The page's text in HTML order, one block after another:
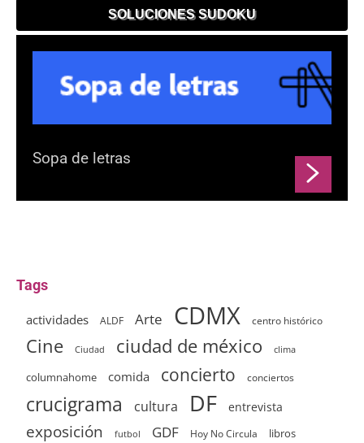
SOLUCIONES SUDOKU
Sopa de letras
Tags
actividades ALDF Arte CDMX centro histórico
Cine Ciudad ciudad de méxico clima
columnahome comida concierto conciertos
crucigrama cultura DF entrevista
exposición futbol GDF Hoy No Circula libros